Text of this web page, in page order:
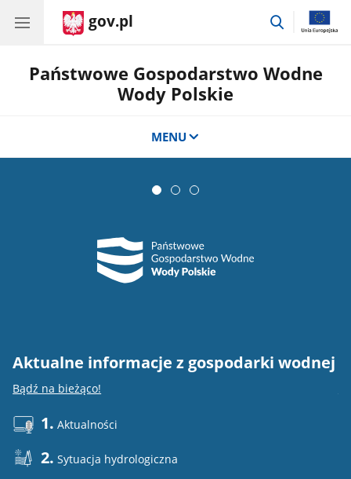
gov.pl
przejdź
Państwowe Gospodarstwo Wodne
Wody Polskie
MENU
Aktualne informacje z gospodarki wodnej
Bądź na bieżąco!
1. Aktualności
2. Sytuacja hydrologiczna